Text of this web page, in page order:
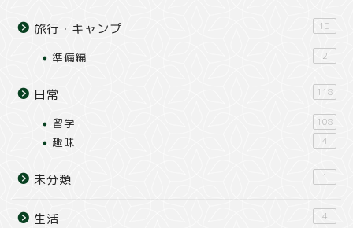
旅行・キャンプ 10
準備編 2
日常 118
留学 108
趣味 4
未分類 1
生活 4